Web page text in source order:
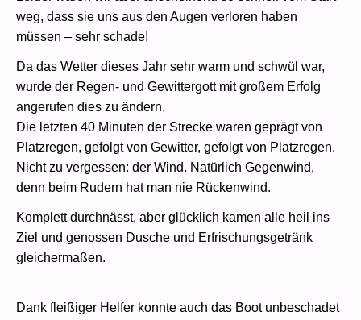
weg, dass sie uns aus den Augen verloren haben
müssen – sehr schade!
Da das Wetter dieses Jahr sehr warm und schwül war,
wurde der Regen- und Gewittergott mit großem Erfolg
angerufen dies zu ändern.
Die letzten 40 Minuten der Strecke waren geprägt von
Platzregen, gefolgt von Gewitter, gefolgt von Platzregen.
Nicht zu vergessen: der Wind. Natürlich Gegenwind,
denn beim Rudern hat man nie Rückenwind.
Komplett durchnässt, aber glücklich kamen alle heil ins
Ziel und genossen Dusche und Erfrischungsgetränk
gleichermaßen.
Dank fleißiger Helfer konnte auch das Boot unbeschadet